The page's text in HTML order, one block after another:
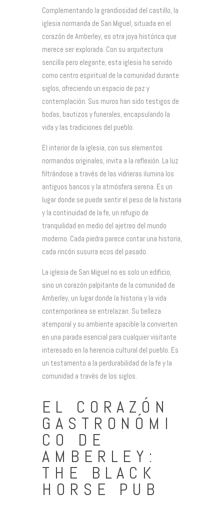
Complementando la grandiosidad del castillo, la
iglesia normanda de San Miguel, situada en el
corazón de Amberley, es otra joya histórica que
merece ser explorada. Con su arquitectura
sencilla pero elegante, esta iglesia ha servido
como centro espiritual de la comunidad durante
siglos, ofreciendo un espacio de paz y
contemplación. Sus muros han sido testigos de
bodas, bautizos y funerales, encapsulando la
vida y las tradiciones del pueblo.
El interior de la iglesia, con sus elementos
normandos originales, invita a la reflexión. La luz
filtrándose a través de las vidrieras ilumina los
antiguos bancos y la atmósfera serena. Es un
lugar donde se puede sentir el peso de la historia
y la continuidad de la fe, un refugio de
tranquilidad en medio del ajetreo del mundo
moderno. Cada piedra parece contar una historia,
cada rincón susurra ecos del pasado.
La iglesia de San Miguel no es solo un edificio,
sino un corazón palpitante de la comunidad de
Amberley, un lugar donde la historia y la vida
contemporánea se entrelazan. Su belleza
atemporal y su ambiente apacible la convierten
en una parada esencial para cualquier visitante
interesado en la herencia cultural del pueblo. Es
un testamento a la perdurabilidad de la fe y la
comunidad a través de los siglos.
EL CORAZÓN
GASTRONÓMI
CO DE
AMBERLEY:
THE BLACK
HORSE PUB